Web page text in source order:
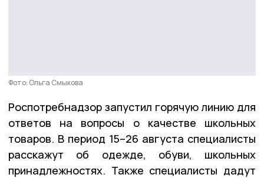
Фото: Ольга Смыкова
Роспотребнадзор запустил горячую линию для
ответов на вопросы о качестве школьных
товаров. В период 15–26 августа специалисты
расскажут об одежде, обуви, школьных
принадлежностях. Также специалисты дадут